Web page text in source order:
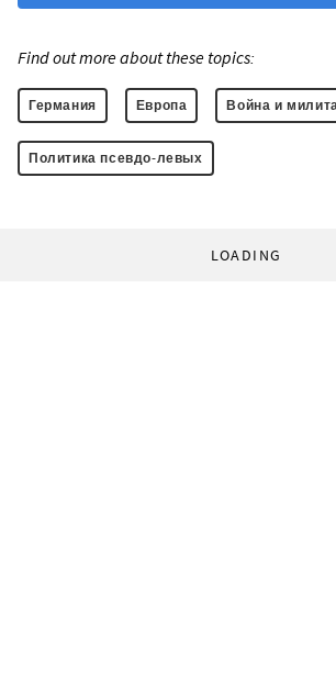
Find out more about these topics:
Германия Европа Война и
Политика псевдо-левых
LOADING